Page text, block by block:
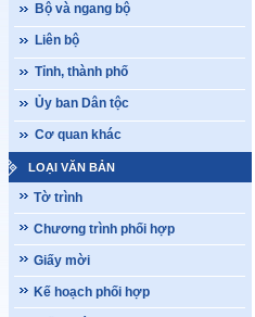
Bộ và ngang bộ
Liên bộ
Tỉnh, thành phố
Ủy ban Dân tộc
Cơ quan khác
LOẠI VĂN BẢN
Tờ trình
Chương trình phối hợp
Giấy mời
Kế hoạch phối hợp